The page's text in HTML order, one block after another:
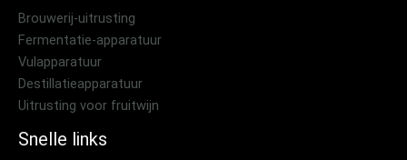
Brouwerij-uitrusting
Fermentatie-apparatuur
Vulapparatuur
Destillatieapparatuur
Uitrusting voor fruitwijn
Snelle links